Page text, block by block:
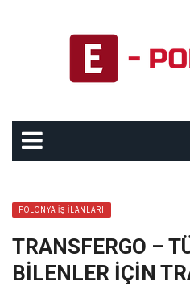
POLONYA İŞ İLANLARI
TRANSFERGO –
BİLENLER İÇİN